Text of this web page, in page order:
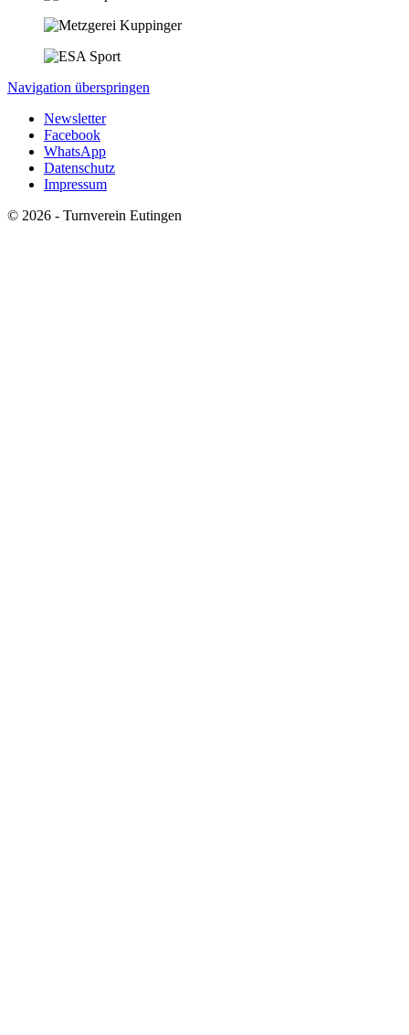
Navigation überspringen
Newsletter
Facebook
WhatsApp
Datenschutz
Impressum
© 2026 - Turnverein Eutingen